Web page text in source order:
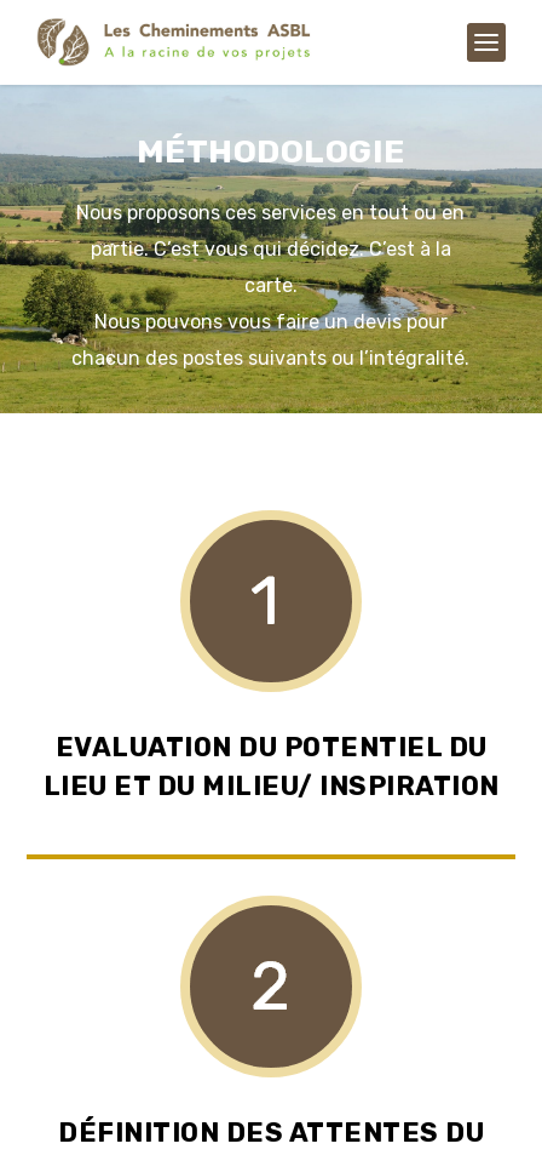
MÉTHODOLOGIE
Nous proposons ces services en tout ou en
partie. C’est vous qui décidez. C’est à la
carte.
Nous pouvons vous faire un devis pour
chacun des postes suivants ou l’intégralité.
EVALUATION DU POTENTIEL DU
LIEU ET DU MILIEU/ INSPIRATION
DÉFINITION DES ATTENTES DU